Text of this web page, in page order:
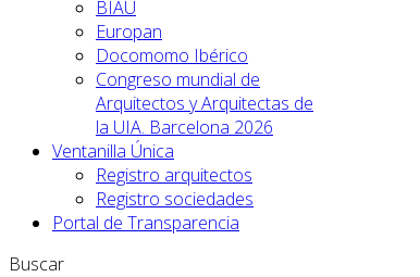
BIAU
Europan
Docomomo Ibérico
Congreso mundial de
Arquitectos y Arquitectas de
la UIA. Barcelona 2026
Ventanilla Única
Registro arquitectos
Registro sociedades
Portal de Transparencia
Buscar